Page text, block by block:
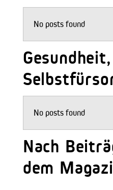
No posts found
No posts found
Nach
dem